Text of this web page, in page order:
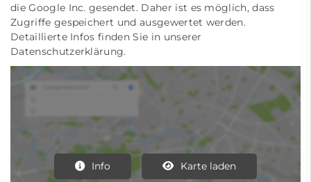
die Google Inc. gesendet. Daher ist es möglich, dass
Zugriffe gespeichert und ausgewertet werden.
Detaillierte Infos finden Sie in unserer
Datenschutzerklärung.
Info Karte laden